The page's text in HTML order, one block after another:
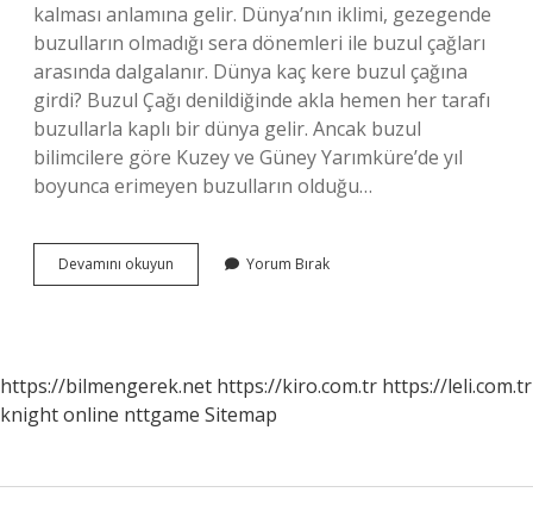
kalması anlamına gelir. Dünya’nın iklimi, gezegende
buzulların olmadığı sera dönemleri ile buzul çağları
arasında dalgalanır. Dünya kaç kere buzul çağına
girdi? Buzul Çağı denildiğinde akla hemen her tarafı
buzullarla kaplı bir dünya gelir. Ancak buzul
bilimcilere göre Kuzey ve Güney Yarımküre’de yıl
boyunca erimeyen buzulların olduğu…
Devamını okuyun
Buzul
Yorum Bırak
https://bilmengerek.net https://kiro.com.tr https://leli.com.tr
knight online nttgame Sitemap